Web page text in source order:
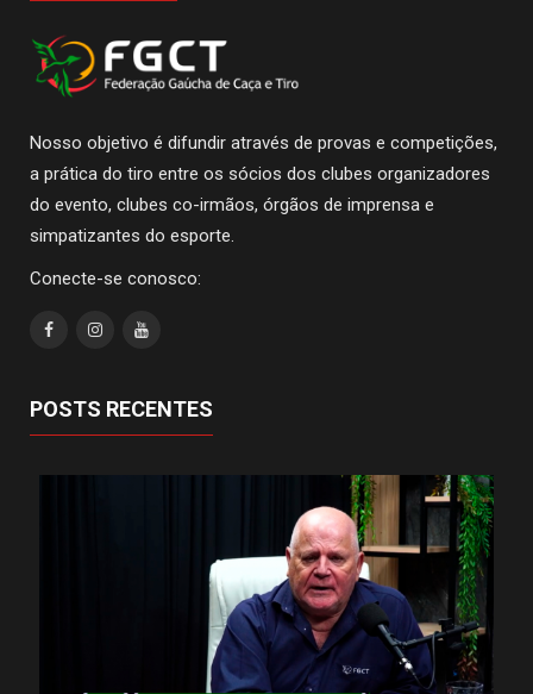
Nosso objetivo é difundir através de provas e competições,
a prática do tiro entre os sócios dos clubes organizadores
do evento, clubes co-irmãos, órgãos de imprensa e
simpatizantes do esporte.
Conecte-se conosco:
POSTS RECENTES